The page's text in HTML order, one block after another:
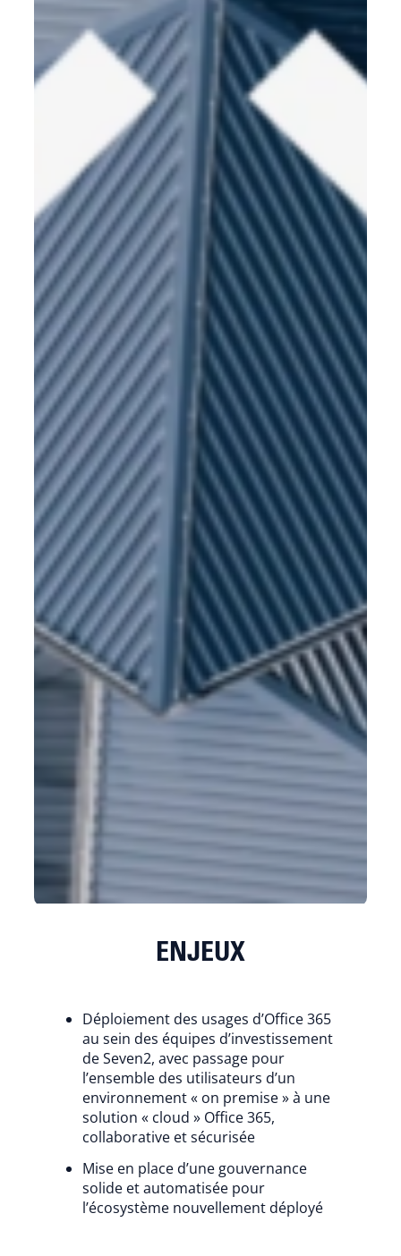
ENJEUX
Déploiement des usages d’Office 365
au sein des équipes d’investissement
de Seven2, avec passage pour
l’ensemble des utilisateurs d’un
environnement « on premise » à une
solution « cloud » Office 365,
collaborative et sécurisée
Mise en place d’une gouvernance
solide et automatisée pour
l’écosystème nouvellement déployé